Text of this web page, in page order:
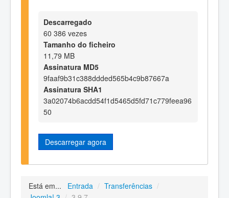
Descarregado
60 386 vezes
Tamanho do ficheiro
11,79 MB
Assinatura MD5
9faaf9b31c388ddded565b4c9b87667a
Assinatura SHA1
3a02074b6acdd54f1d5465d5fd71c779feea96
50
Descarregar agora
Está em... Entrada / Transferências /